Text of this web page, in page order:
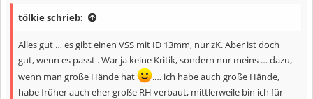
e
:
tölkie schrieb:
Alles gut … es gibt einen VSS mit ID 13mm, nur zK. Aber ist doch
gut, wenn es passt . War ja keine Kritik, sondern nur meins … dazu,
wenn man große Hände hat
.… ich habe auch große Hände,
habe früher auch eher große RH verbaut, mittlerweile bin ich für